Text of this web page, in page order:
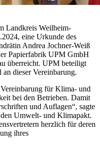
Landkreis Weilheim-
eine Urkunde des
Andrea Jochner-Weiß
Papierfabrik UPM GmbH
überreicht. UPM beteiligt
dieser Vereinbarung.
für Klima- und
bei den Betrieben. Damit
und Auflagen“, sagte
Umwelt- und Klimapakt.
herzlich für deren
ihres